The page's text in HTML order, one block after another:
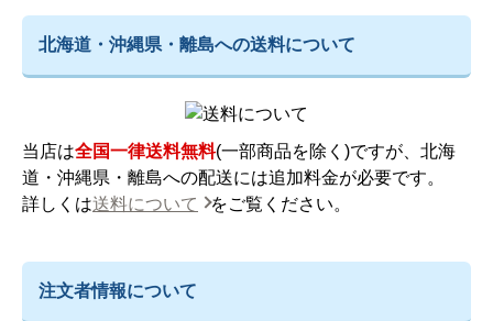
北海道・沖縄県・離島への送料について
当店は全国一律送料無料(一部商品を除く)ですが、北海
道・沖縄県・離島への配送には追加料金が必要です。
詳しくは送料について をご覧ください。
注文者情報について